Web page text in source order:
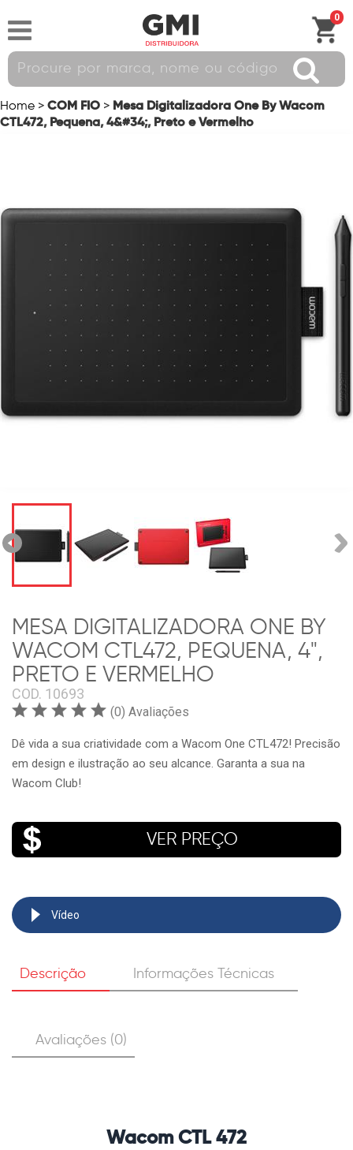
0
Home > COM FIO > Mesa Digitalizadora One By Wacom
CTL472, Pequena, 4&#34;, Preto e Vermelho
MESA DIGITALIZADORA ONE BY
WACOM CTL472, PEQUENA, 4",
PRETO E VERMELHO
COD. 10693
(0) Avaliações
Dê vida a sua criatividade com a Wacom One CTL472! Precisão
em design e ilustração ao seu alcance. Garanta a sua na
Wacom Club!
VER PREÇO
Vídeo
Descrição Informações Técnicas
Avaliações (0)
Wacom CTL 472